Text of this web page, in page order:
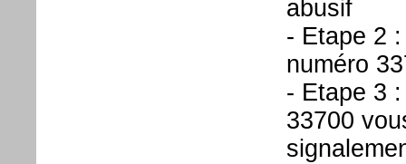
abusif
- Etape 2
numéro
- Etape 3
33700